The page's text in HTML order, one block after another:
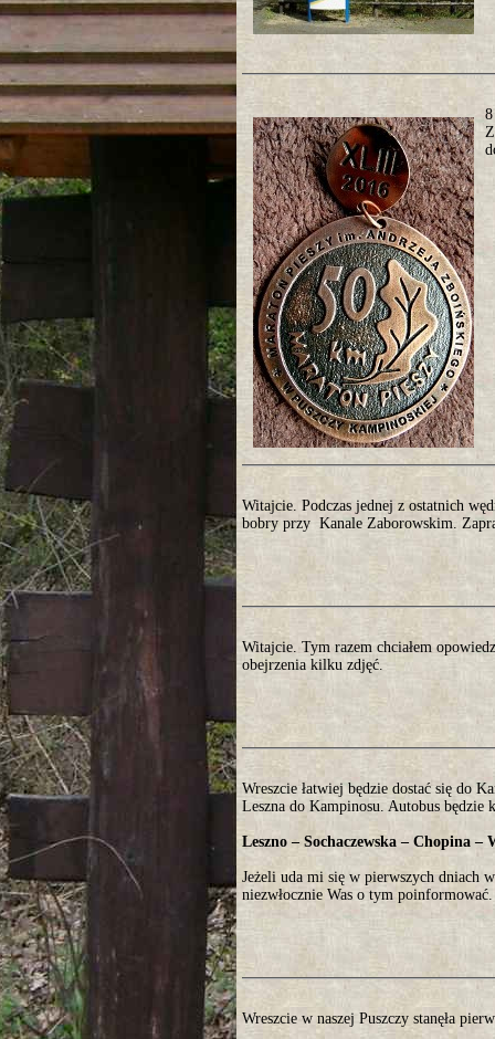
Witajcie. Podczas jednej z ostatnich
bobry przy Kanale Zaborowskim.
Witajcie. Tym razem chciałem
obejrzenia kilku zdjęć.
Wreszcie łatwiej będzie dostać się do
Leszna do Kampinosu. Autobus będzie
Leszno – Sochaczewska – Chopina
Jeżeli uda mi się w pierwszych dniach
niezwłocznie Was o tym poinformować.
Wreszcie w naszej Puszczy stanęła